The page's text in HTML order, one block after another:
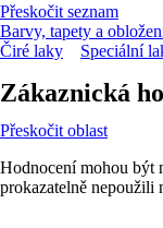
Přeskočit seznam
Barvy, tapety a
Čiré laky
Speciální
Zákaznická
Přeskočit oblast
Hodnocení mohou být
prokazatelně nepoužili